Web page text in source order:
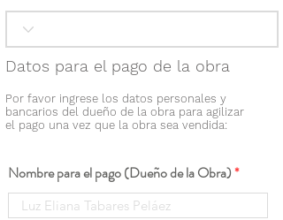
Datos para el pago de la obra
Por favor ingrese los datos personales y
bancarios del dueño de la obra para agilizar
el pago una vez que la obra sea vendida:
Nombre para el pago (Dueño de la Obra)